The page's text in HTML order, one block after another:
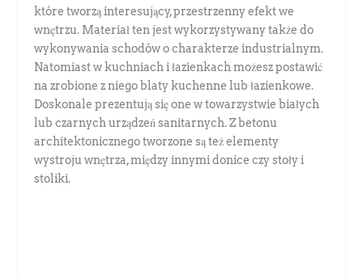
które tworzą interesujący, przestrzenny efekt we
wnętrzu. Materiał ten jest wykorzystywany także do
wykonywania schodów o charakterze industrialnym.
Natomiast w kuchniach i łazienkach możesz postawić
na zrobione z niego blaty kuchenne lub łazienkowe.
Doskonale prezentują się one w towarzystwie białych
lub czarnych urządzeń sanitarnych. Z betonu
architektonicznego tworzone są też elementy
wystroju wnętrza, między innymi donice czy stoły i
stoliki.